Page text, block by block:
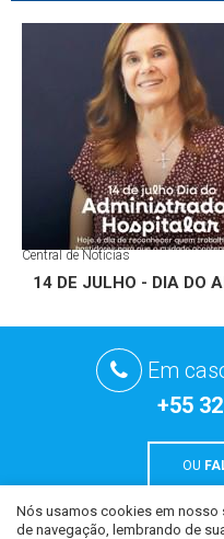
Central de Notícias
14 DE JULHO - DIA DO
Nós usamos cookies em nosso
de navegação, lembrando de
Em
+55
OU
Todo o conteúdo deste site é